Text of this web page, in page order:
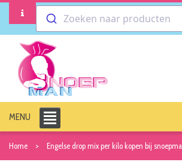
Zoeken naar producten
MENU
Home Engelse drop mix per kilo kopen bij